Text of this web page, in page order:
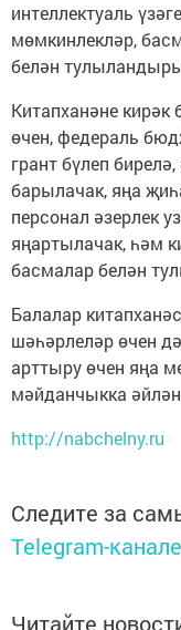
интеллектуаль
мөмкинлекләр,
белән
Китапханәне кирәк
өчен, федераль
грант бүлеп
барылачак, яңа
персонал әзерлек
яңартылачак, һәм
басмалар белән
Балалар
шәһәрлеләр өчен
арттыру өчен яңа
мәйданчыкка
http://nabchelny.ru
Следите за
Telegram-канале
Читайте